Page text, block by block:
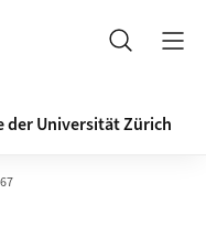
Suche
der Universität Zürich